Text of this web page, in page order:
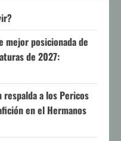
mejor posicionada de
de 2027:
a los Pericos
en el Hermanos